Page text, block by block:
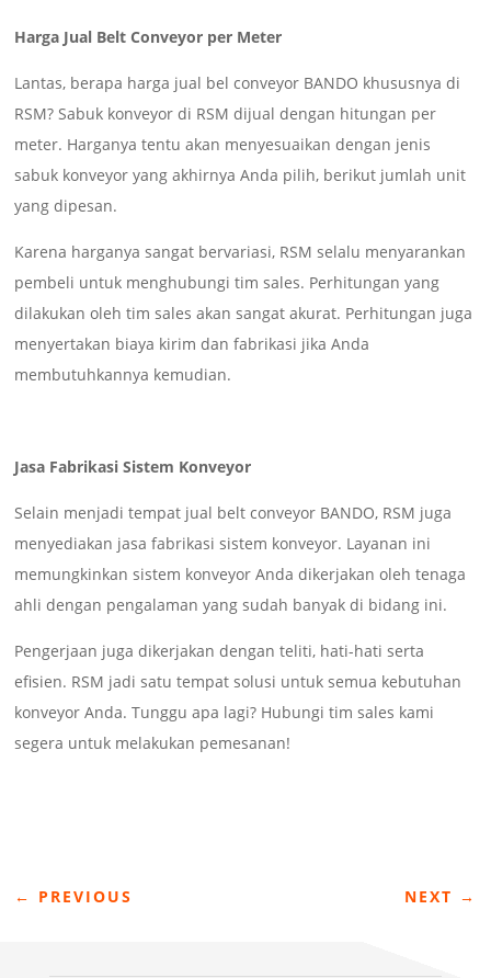
Harga Jual Belt Conveyor per Meter
Lantas, berapa harga jual bel conveyor BANDO khususnya di
RSM? Sabuk konveyor di RSM dijual dengan hitungan per
meter. Harganya tentu akan menyesuaikan dengan jenis
sabuk konveyor yang akhirnya Anda pilih, berikut jumlah unit
yang dipesan.
Karena harganya sangat bervariasi, RSM selalu menyarankan
pembeli untuk menghubungi tim sales. Perhitungan yang
dilakukan oleh tim sales akan sangat akurat. Perhitungan juga
menyertakan biaya kirim dan fabrikasi jika Anda
membutuhkannya kemudian.
Jasa Fabrikasi Sistem Konveyor
Selain menjadi tempat jual belt conveyor BANDO, RSM juga
menyediakan jasa fabrikasi sistem konveyor. Layanan ini
memungkinkan sistem konveyor Anda dikerjakan oleh tenaga
ahli dengan pengalaman yang sudah banyak di bidang ini.
Pengerjaan juga dikerjakan dengan teliti, hati-hati serta
efisien. RSM jadi satu tempat solusi untuk semua kebutuhan
konveyor Anda. Tunggu apa lagi? Hubungi tim sales kami
segera untuk melakukan pemesanan!
← PREVIOUS NEXT →